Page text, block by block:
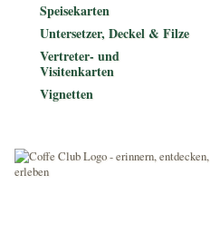
Speisekarten
Untersetzer, Deckel & Filze
Vertreter- und
Visitenkarten
Vignetten